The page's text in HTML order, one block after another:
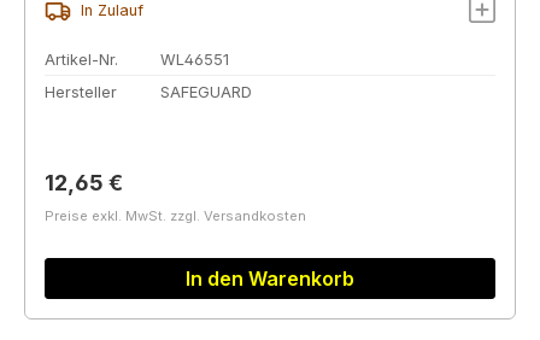
In Zulauf
Artikel-Nr.
WL46551
Hersteller
SAFEGUARD
Regulärer Preis:
12,65 €
Preise exkl. MwSt. zzgl. Versandkosten
In den Warenkorb